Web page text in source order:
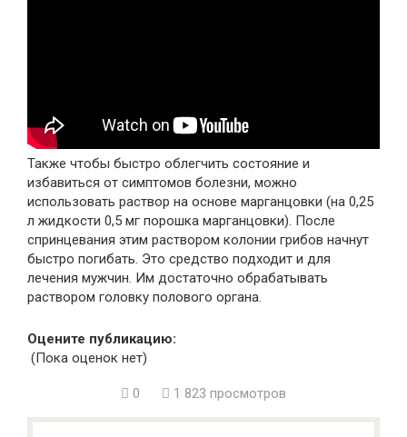
Также чтобы быстро облегчить состояние и
избавиться от симптомов болезни, можно
использовать раствор на основе марганцовки (на 0,25
л жидкости 0,5 мг порошка марганцовки). После
спринцевания этим раствором колонии грибов начнут
быстро погибать. Это средство подходит и для
лечения мужчин. Им достаточно обрабатывать
раствором головку полового органа.
Оцените публикацию:
(Пока оценок нет)
0 1 823 просмотров